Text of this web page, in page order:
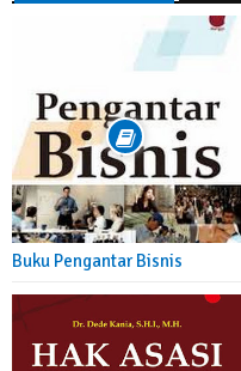
Buku Pengantar Bisnis